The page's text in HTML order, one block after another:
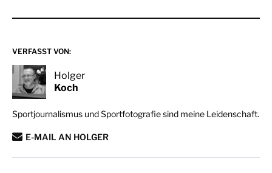
VERFASST VON:
Holger
Koch
Sportjournalismus und Sportfotografie sind meine Leidenschaft.
E-MAIL AN HOLGER